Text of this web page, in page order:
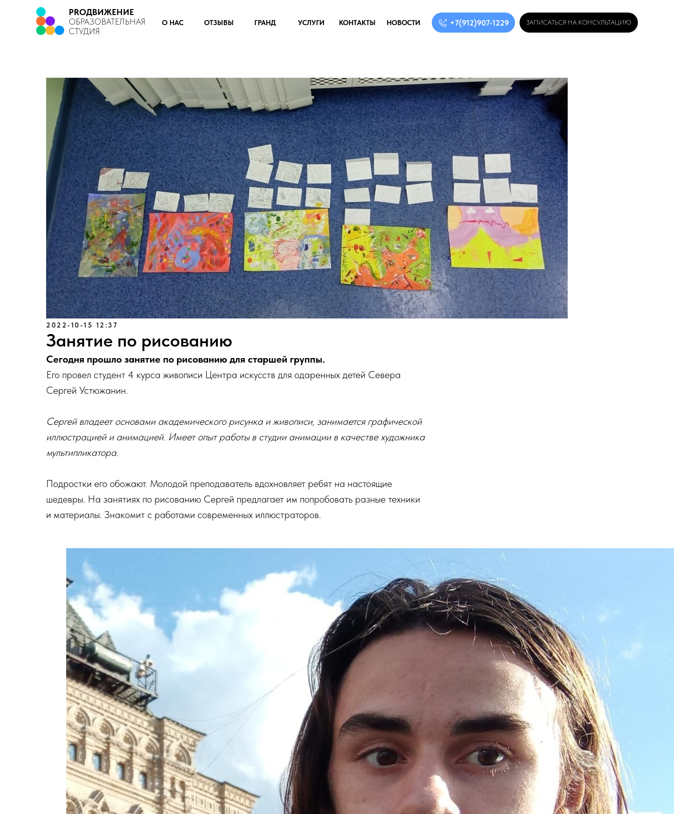
PROДВИЖЕНИЕ
ОБРАЗОВАТЕЛЬНАЯ
СТУДИЯ
ЗАПИСАТЬСЯ НА КОНСУЛЬТАЦИЮ
НОВОСТИ
УСЛУГИ
ОТЗЫВЫ ГРАНД КОНТАКТЫ
О НАС +7(912)907-1229
2022-10-15 12:37
Занятие по рисованию
Сегодня прошло занятие по рисованию для старшей группы.
Его провел студент 4 курса живописи Центра искусств для одаренных детей Севера
Сергей Устюжанин.
Сергей владеет основами академического рисунка и живописи, занимается графической
иллюстрацией и анимацией. Имеет опыт работы в студии анимации в качестве художника
мультипликатора.
Подростки его обожают. Молодой преподаватель вдохновляет ребят на настоящие
шедевры. На занятиях по рисованию Сергей предлагает им попробовать разные техники
и материалы. Знакомит с работами современных иллюстраторов.